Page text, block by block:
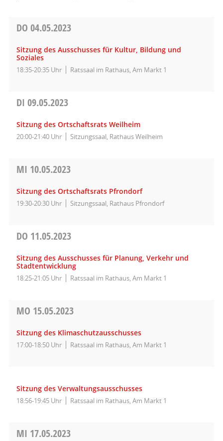
DO 04.05.2023
Sitzung des Ausschusses für Kultur, Bildung und
Soziales
18:35-20:35 Uhr Ratssaal im Rathaus, Am Markt 1
DI 09.05.2023
Sitzung des Ortschaftsrats Weilheim
20:00-21:40 Uhr Sitzungssaal, Rathaus Weilheim
MI 10.05.2023
Sitzung des Ortschaftsrats Pfrondorf
19:30-20:30 Uhr Sitzungssaal, Rathaus Pfrondorf
DO 11.05.2023
Sitzung des Ausschusses für Planung, Verkehr und
Stadtentwicklung
18:25-21:05 Uhr Ratssaal im Rathaus, Am Markt 1
MO 15.05.2023
Sitzung des Klimaschutzausschusses
17:00-18:50 Uhr Ratssaal im Rathaus, Am Markt 1
Sitzung des Verwaltungsausschusses
18:56-19:45 Uhr Ratssaal im Rathaus, Am Markt 1
MI 17.05.2023